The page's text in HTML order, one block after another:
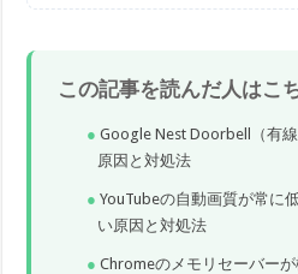
この記事を読んだ人はこ
Google Nest Doorbell（有
原因と対処法
YouTubeの自動画質が常に
い原因と対処法
Chromeのメモリセーバー